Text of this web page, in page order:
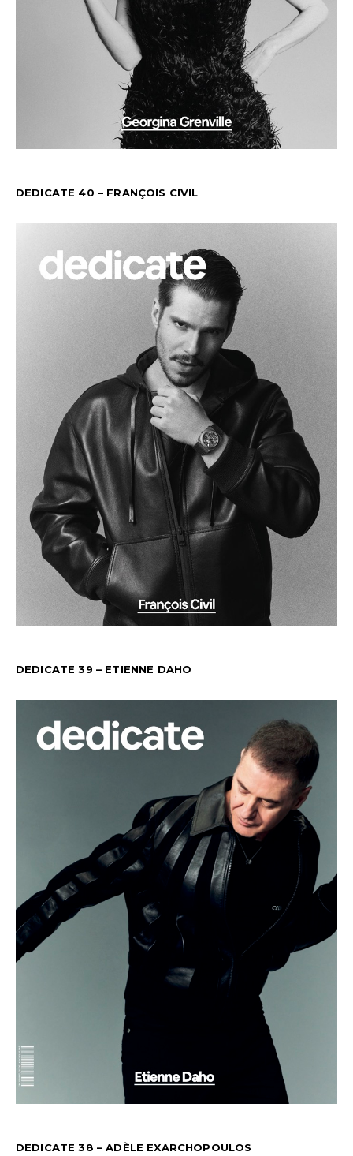
DEDICATE 40 – FRANÇOIS CIVIL
DEDICATE 39 – ETIENNE DAHO
DEDICATE 38 – ADÈLE EXARCHOPOULOS